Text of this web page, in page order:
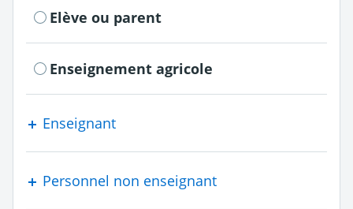
Elève ou parent
Enseignement agricole
Enseignant
Personnel non enseignant